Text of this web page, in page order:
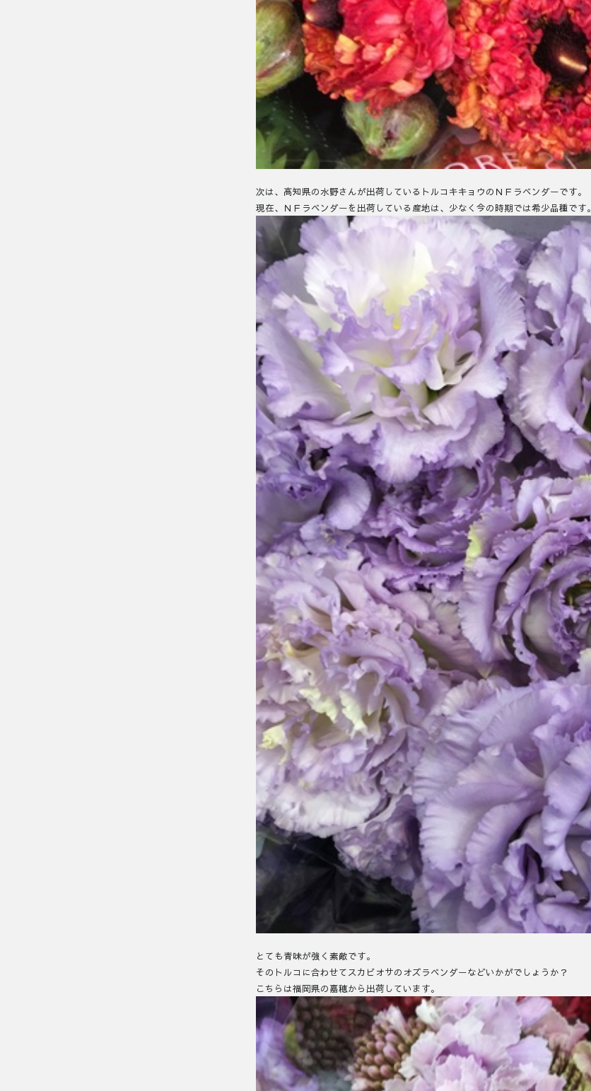
次は、高知県の水野さんが出荷しているトルコキキョウのＮＦラベンダーです。
現在、ＮＦラベンダーを出荷している産地は、少なく今の時期では希少品種です。
とても青味が強く素敵です。
そのトルコに合わせてスカビオサのオズラベンダーなどいかがでしょうか？
こちらは福岡県の嘉穂から出荷しています。